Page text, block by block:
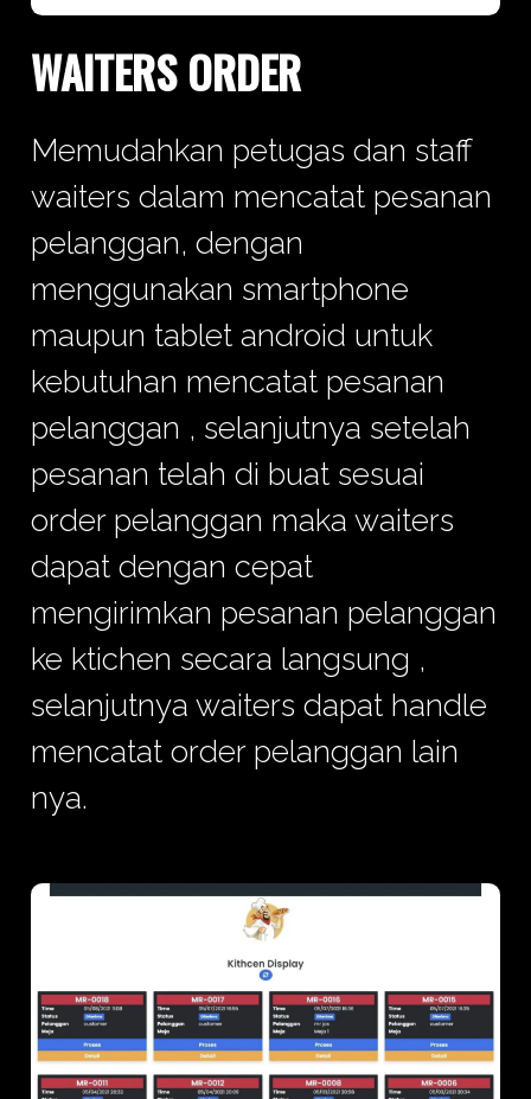
WAITERS ORDER
Memudahkan petugas dan staff
waiters dalam mencatat pesanan
pelanggan, dengan
menggunakan smartphone
maupun tablet android untuk
kebutuhan mencatat pesanan
pelanggan , selanjutnya setelah
pesanan telah di buat sesuai
order pelanggan maka waiters
dapat dengan cepat
mengirimkan pesanan pelanggan
ke ktichen secara langsung ,
selanjutnya waiters dapat handle
mencatat order pelanggan lain
nya.